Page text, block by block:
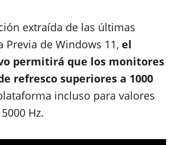
extraída de las últimas
Previa de Windows 11, el
permitirá que los monitores
refresco superiores a 1000
incluso para valores
Hz.